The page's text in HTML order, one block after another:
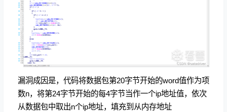
漏洞成因是，代码将数据包第20字节开始的word值作为项
数n，将第24字节开始的每4字节当作一个ip地址值，依次
从数据包中取出n个ip地址，填充到从内存地址